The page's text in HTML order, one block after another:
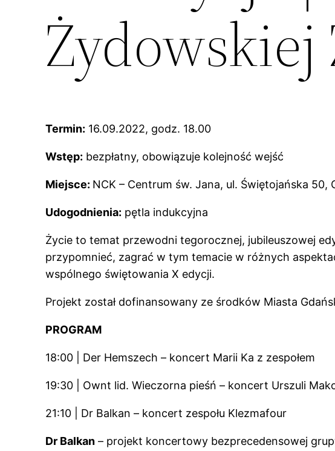
Termin: 16.09.2022, godz. 18.00
Wstęp: bezpłatny, obowiązuje kolejność wejść
Miejsce: NCK – Centrum św. Jana, ul. Świętojańska 50,
Udogodnienia: pętla indukcyjna
Życie to temat przewodni tegorocznej, jubileuszowej
przypomnieć, zagrać w tym temacie w różnych
wspólnego świętowania X edycji.
Projekt został dofinansowany ze środków Miasta
PROGRAM
18:00 | Der Hemszech – koncert Marii Ka z zespołem
19:30 | Ownt lid. Wieczorna pieśń – koncert Urszuli
21:10 | Dr Balkan – koncert zespołu Klezmafour
Dr Balkan – projekt koncertowy bezprecedensowej